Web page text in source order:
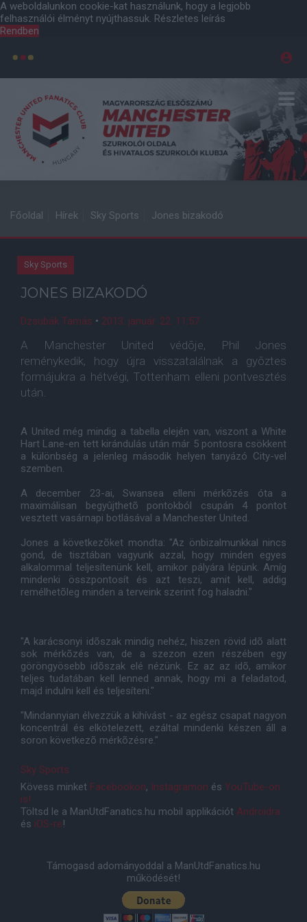
A weboldalunkon cookie-kat használunk, hogy a legjobb
felhasználói élményt nyújthassuk. Részletes leírás
Rendben
Főoldal Hírek Sky Sports Jones bizakodó
Sky Sports
JONES BIZAKODÓ
Dzsubák Tamás • 2013. január. 22. 11:57
A Manchester United védõje, Phil Jones
reménykedik, hogy újra visszatalálnak a gyõztes
formájukra a hétvégi, Tottenham elleni pontvesztés
után.
A United még mindig a tabella elején van, viszont a White
Hart Lane-en tett kirándulás után már 5 pontosra csökkent
a különbség a jelenleg második helyen tanyázó City-vel
szemben.
A december 23-ai, Swansea elleni mérkõzés óta a
maximálisan begyûjthetõ pontokból csupán 4 pontot
vesztett vasárnapi botlásával a Manchester United.
Jones a következõket mondta: "Az önbizalmunkkal nincs
gond, de tisztában vagyunk azzal, hogy minden egyes
alkalommal teljesítenünk kell, amikor pályára lépünk. Amíg
mindenki összpontosít és azt teszi, amit kell, addig
remélhetõleg minden a terveink szerint fog haladni."
"A karácsonyi idõszak mindig nehéz, hiszen rövid idõ alatt
sok mérkõzés van, de a szezon ezen részében egy
göröngyösebb idõszak elé nézünk. Ez az az idõ, amikor
teljes tudatában kell lenned annak, hogy mi a feladatod,
majd indulni kell és teljesíteni."
"Mindannyian élvezzük a kihívást - az egész csapat nagyon
koncentrál és elkötelezett, ezáltal mindenki készen áll a
soron következõ mérkõzésre."
Sky Sports
Kövess minket Facebookon, Instagramon és YouTube-on
is!
Töltsd le a ManUtdFanatics.hu mobil applikációt Androidra
és iOS-re!
Támogasd adományoddal a ManUtdFanatics.hu
működését!